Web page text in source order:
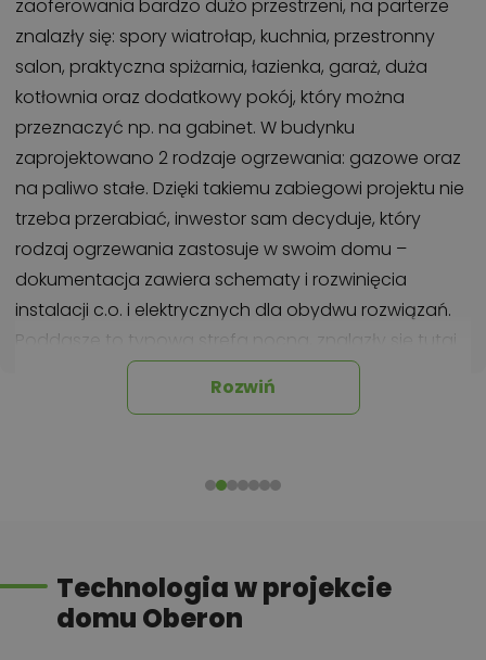
zaoferowania bardzo dużo przestrzeni, na parterze
znalazły się: spory wiatrołap, kuchnia, przestronny
salon, praktyczna spiżarnia, łazienka, garaż, duża
kotłownia oraz dodatkowy pokój, który można
przeznaczyć np. na gabinet. W budynku
zaprojektowano 2 rodzaje ogrzewania: gazowe oraz
na paliwo stałe. Dzięki takiemu zabiegowi projektu nie
trzeba przerabiać, inwestor sam decyduje, który
rodzaj ogrzewania zastosuje w swoim domu –
dokumentacja zawiera schematy i rozwinięcia
instalacji c.o. i elektrycznych dla obydwu rozwiązań.
Poddasze to typowa strefa nocna, znalazły się tutaj
aż cztery sypialnie. Dzięki podwyższonej ściance
kolankowej pokoje mają sporo przestrzeni i są bardzo
łazienka z miejscem na wannę i prysznic oraz spore
Dom ma nieskomplikowaną bryłę i prosty dach, co
niewątpliwie będzie miało istotny wpływ na obniżenie
Rozwiń
Technologia w projekcie
domu Oberon